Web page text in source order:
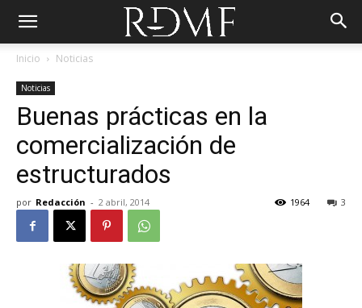
Inicio Noticias
Noticias
Buenas prácticas en la
comercialización de
estructurados
por Redacción - 2 abril, 2014 3
1964